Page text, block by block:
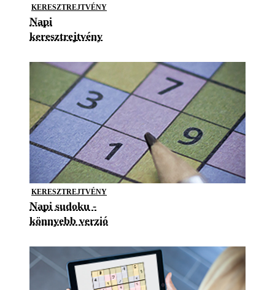
KERESZTREJTVÉNY
Napi
keresztrejtvény
KERESZTREJTVÉNY
Napi sudoku -
könnyebb verzió